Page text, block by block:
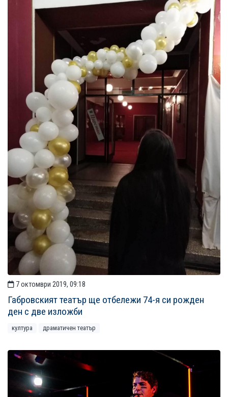
7 октомври 2019, 09:18
Габровският театър ще отбележи 74-я си рожден
ден с две изложби
култура драматичен театър